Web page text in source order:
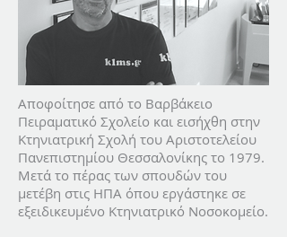
Αποφοίτησε από το Βαρβάκειο
Πειραματικό Σχολείο και εισήχθη στην
Κτηνιατρική Σχολή του Αριστοτελείου
Πανεπιστημίου Θεσσαλονίκης το 1979.
Μετά το πέρας των σπουδών του
μετέβη στις ΗΠΑ όπου εργάστηκε σε
εξειδικευμένο Κτηνιατρικό Νοσοκομείο.